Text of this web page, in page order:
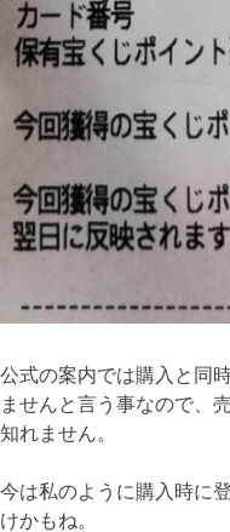
公式の案内では購入と同
ませんと言う事なので、
知れません。
今は私のように購入時に
けかもね。